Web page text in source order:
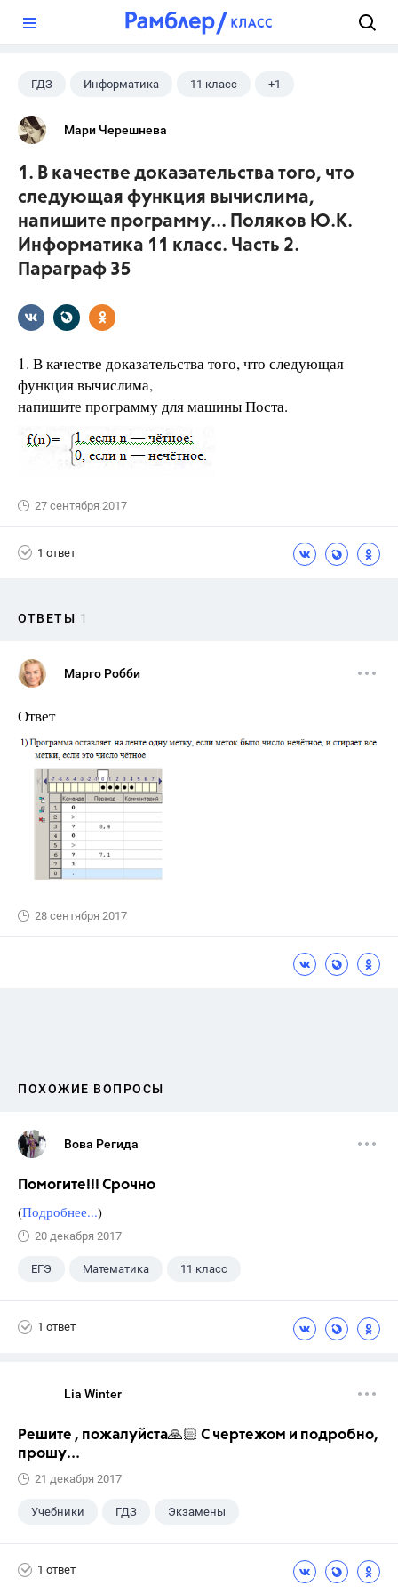
ГДЗ Информатика 11 класс +1
Поляков К.Ю.
Мари Черешнева
1. В качестве доказательства того, что
следующая функция вычислима,
напишите программу... Поляков Ю.К.
Информатика 11 класс. Часть 2.
Параграф 35
1. В качестве доказательства того, что следующая
функция вычислима,
напишите программу для машины Поста.
27 сентября 2017
1 ответ
ОТВЕТЫ 1
Марго Робби
Ответ
28 сентября 2017
ПОХОЖИЕ ВОПРОСЫ
Вова Регида
Помогите!!! Срочно
(Подробнее...)
20 декабря 2017
ЕГЭ Математика 11 класс
1 ответ
Lia Winter
Решите , пожалуйста🙏🏻 С чертежом и подробно,
прошу...
21 декабря 2017
Учебники ГДЗ Экзамены
1 ответ